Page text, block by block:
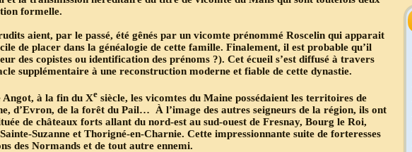
formelle.
aient, par le passé, été gênés par un vicomte prénommé Roscelin qui apparait
de placer dans la généalogie de cette famille. Finalement, il est probable qu’il
des copistes ou identification des prénoms ?). Cet écueil s’est diffusé à travers
supplémentaire à une reconstruction moderne et fiable de cette dynastie.
Angot, à la fin du Xe siècle, les vicomtes du Maine possédaient les territoires de
d’Evron, de la forêt du Pail… À l’image des autres seigneurs de la région, ils ont
de châteaux forts allant du nord-est au sud-ouest de Fresnay, Bourg le Roi,
Suzanne et Thorigné-en-Charnie. Cette impressionnante suite de forteresses
des Normands et de tout autre ennemi.